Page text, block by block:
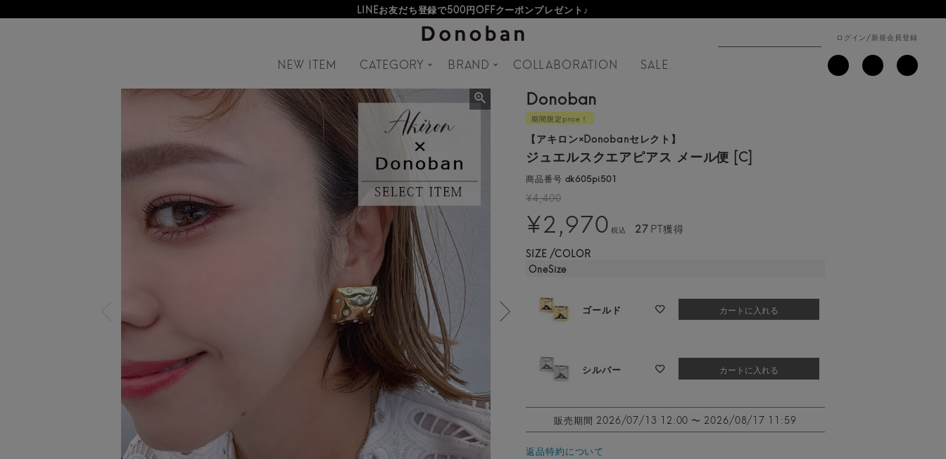
LINEお友だち登録で500円OFFクーポンプレゼント♪
ログイン/新規会員登録
NEW ITEM CATEGORY BRAND COLLABORATION SALE
Donoban
期間限定price！
【アキロン×Donobanセレクト】
ジュエルスクエアピアス メール便 [C]
商品番号 dk605pi501
¥4,400
¥2,970 税込 27PT獲得
SIZE
COLOR
OneSize
ゴールド カートに入れる
シルバー カートに入れる
販売期間 2026/07/13 12:00 〜 2026/08/17 11:59
返品特約について